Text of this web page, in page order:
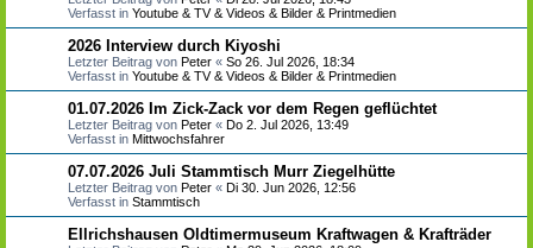
Verfasst in Youtube & TV & Videos & Bilder & Printmedien
2026 Interview durch Kiyoshi
Letzter Beitrag von Peter « So 26. Jul 2026, 18:34
Verfasst in Youtube & TV & Videos & Bilder & Printmedien
01.07.2026 Im Zick-Zack vor dem Regen geflüchtet
Letzter Beitrag von Peter « Do 2. Jul 2026, 13:49
Verfasst in Mittwochsfahrer
07.07.2026 Juli Stammtisch Murr Ziegelhütte
Letzter Beitrag von Peter « Di 30. Jun 2026, 12:56
Verfasst in Stammtisch
Ellrichshausen Oldtimermuseum Kraftwagen & Krafträder